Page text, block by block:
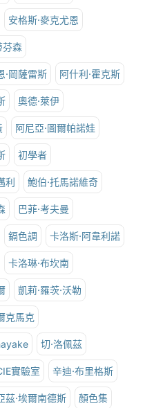
安格斯·麥克尤恩
芬森
·岡薩雷斯 阿什利·霍克斯
奧德·萊伊
阿尼亞·圖爾帕諾娃
初學者
利 鮑伯·托馬諾維奇
巴菲·考夫曼
鎘色調 卡洛斯·阿韋利諾
卡洛琳·布坎南
凱莉·羅茨·沃勒
克馬克
切·洛佩茲
實驗室 辛迪·布里格斯
茲·埃爾南德斯 顏色集